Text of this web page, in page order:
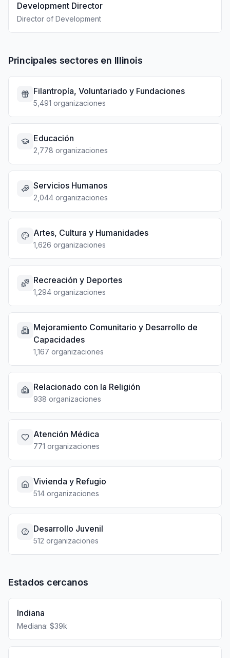
Development Director
Director of Development
Principales sectores en Illinois
Filantropía, Voluntariado y Fundaciones
5,491 organizaciones
Educación
2,778 organizaciones
Servicios Humanos
2,044 organizaciones
Artes, Cultura y Humanidades
1,626 organizaciones
Recreación y Deportes
1,294 organizaciones
Mejoramiento Comunitario y Desarrollo de
Capacidades
1,167 organizaciones
Relacionado con la Religión
938 organizaciones
Atención Médica
771 organizaciones
Vivienda y Refugio
514 organizaciones
Desarrollo Juvenil
512 organizaciones
Estados cercanos
Indiana
Mediana: $39k